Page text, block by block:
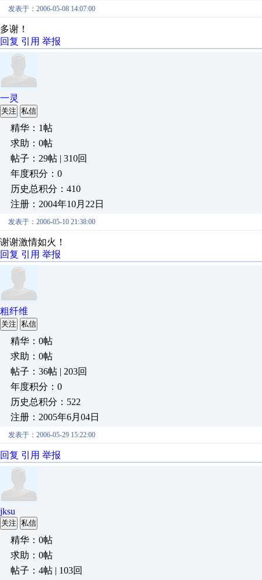
发表于：2006-05-08 14:07:00
多谢！
回复 引用 举报
一灵
关注 私信
精华：1帖
求助：0帖
帖子：29帖 | 310回
年度积分：0
历史总积分：410
注册：2004年10月22日
发表于：2006-05-10 21:38:00
谢谢激情如火！
回复 引用 举报
粗纤维
关注 私信
精华：0帖
求助：0帖
帖子：36帖 | 203回
年度积分：0
历史总积分：522
注册：2005年6月04日
发表于：2006-05-29 15:22:00
回复 引用 举报
jksu
关注 私信
精华：0帖
求助：0帖
帖子：4帖 | 103回